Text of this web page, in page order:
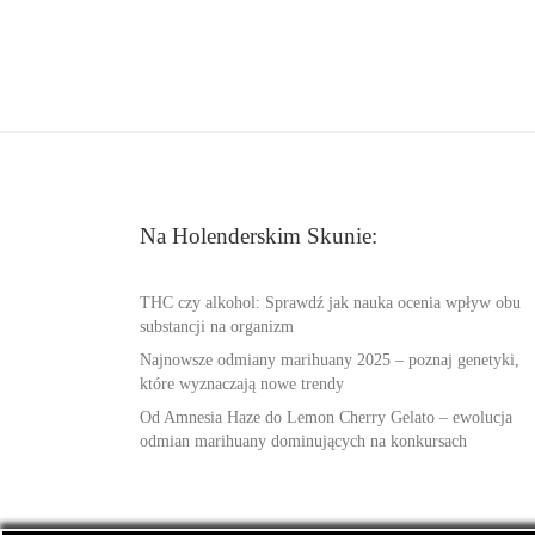
Na Holenderskim Skunie:
THC czy alkohol: Sprawdź jak nauka ocenia wpływ obu
substancji na organizm
Najnowsze odmiany marihuany 2025 – poznaj genetyki,
które wyznaczają nowe trendy
Od Amnesia Haze do Lemon Cherry Gelato – ewolucja
odmian marihuany dominujących na konkursach